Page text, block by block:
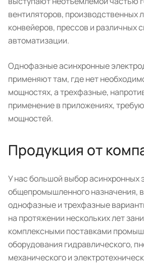
вентиляторов, производственных
конвейеров, прессов и различных
автоматизации.
Однофазные асинхронные
применяют там, где нет
мощностях, а трехфазные,
применение в приложениях,
мощностей.
Продукция от
У нас большой выбор асинхронных
общепромышленного назначения,
однофазные и трехфазные
на протяжении нескольких лет
комплексными поставками
оборудования гидравлического,
механического и